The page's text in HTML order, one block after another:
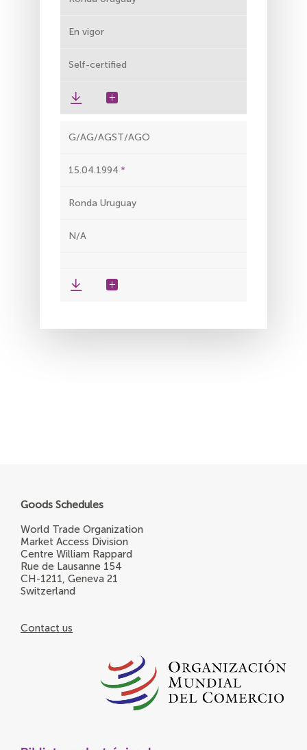
En vigor
Self-certified
G/AG/AGST/AGO
15.04.1994
Ronda Uruguay
N/A
Goods Schedules
World Trade Organization
Market Access Division
Centre William Rappard
Rue de Lausanne 154
CH-1211, Geneva 21
Switzerland
Contact us